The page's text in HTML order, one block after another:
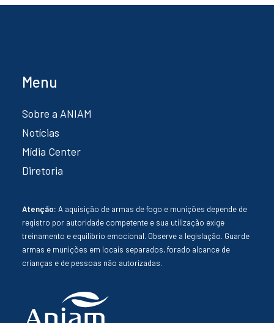
Menu
Sobre a ANIAM
Notícias
Mídia Center
Diretoria
Atenção: A aquisição de armas de fogo e munições depende de
registro por autoridade competente e sua utilização exige
treinamento e equilíbrio emocional. Observe a legislação. Guarde
armas e munições em locais separados, forado alcance de
crianças e de pessoas não autorizadas.